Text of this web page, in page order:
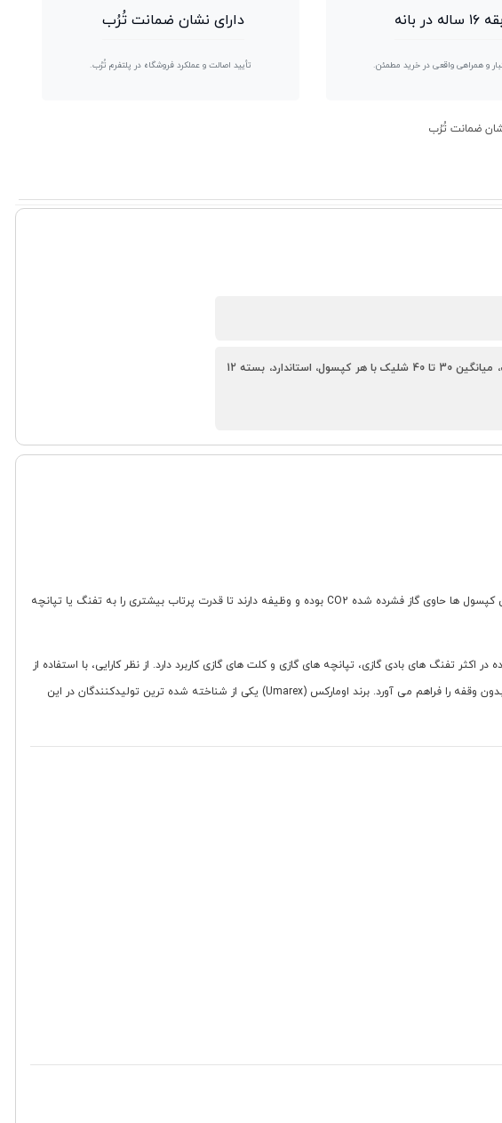
در بانه
و همراهی واقعی در خرید مطمئن.
دارای نشان ضمانت تُرُب
تأیید اصالت و عملکرد فروشگاه در پلتفرم تُرُب.
حاوی گاز فشرده CO2، مناسب برای تفنگ‌ها و کلت‌های گازی، افزایش قدرت پرتاب، میانگین 30 تا 40 شلیک با هر کپسول، استاندارد، بسته 12
که به صورت یک بسته 12 عددی عرضه می شود، منبع تأمین انرژی لازم برای انواع سلاح های گازی و بادی است. این کپسول ها حاوی گاز فشرده شده CO2 بوده و وظیفه دارند تا قدرت پرتاب بیشتری را به تفنگ یا تپانچه
برای استفاده در اکثر تفنگ های بادی گازی، تپانچه های گازی و کلت های گازی کاربرد دارد. از نظر کارایی، با استفاده از
هر کپسول می توان به طور میانگین 30 تا 40 تیر شلیک کرد که برای جلسات تیراندازی تفریحی یا تمرینی مناسب است و تجربه استفاده مداوم و بدون وقفه را فراهم می آورد. برند اومارکس (Umarex) یکی از شناخته شده ترین تولیدکنندگان در این